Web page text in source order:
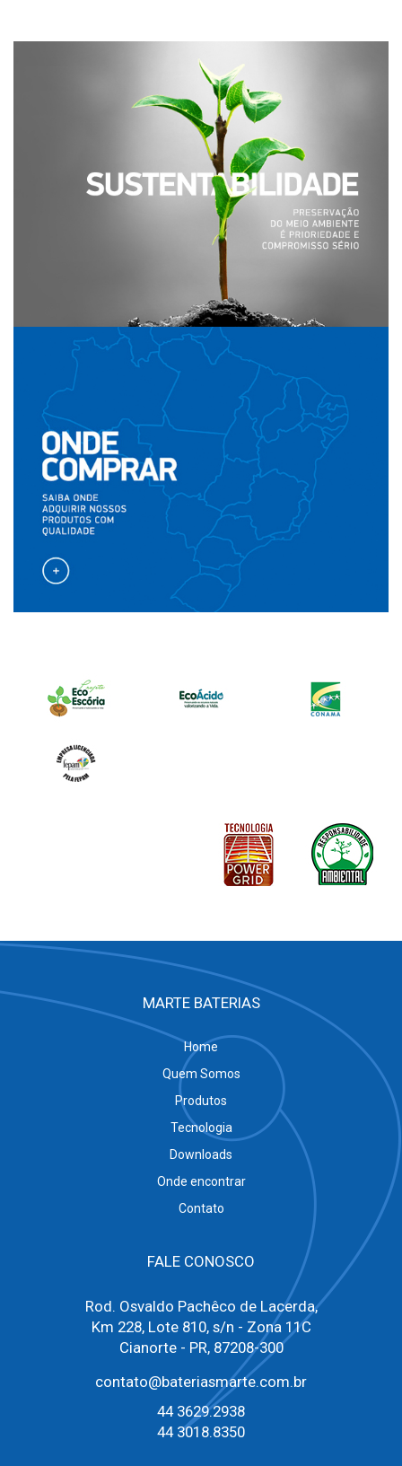
MARTE BATERIAS
Home
Quem Somos
Produtos
Tecnologia
Downloads
Onde encontrar
Contato
FALE CONOSCO
Rod. Osvaldo Pachêco de Lacerda,
Km 228, Lote 810, s/n - Zona 11C
Cianorte - PR, 87208-300
contato@bateriasmarte.com.br
44 3629.2938
44 3018.8350